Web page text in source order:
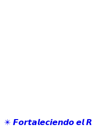
✴️ 𝙁𝙤𝙧𝙩𝙖𝙡𝙚𝙘𝙞𝙚𝙣𝙙𝙤 𝙚𝙡